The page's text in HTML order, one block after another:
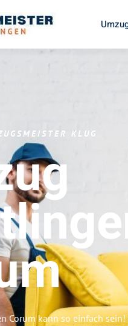
KLUG
Corum kann so einfach